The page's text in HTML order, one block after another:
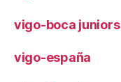
vigo-boca juniors
vigo-españa